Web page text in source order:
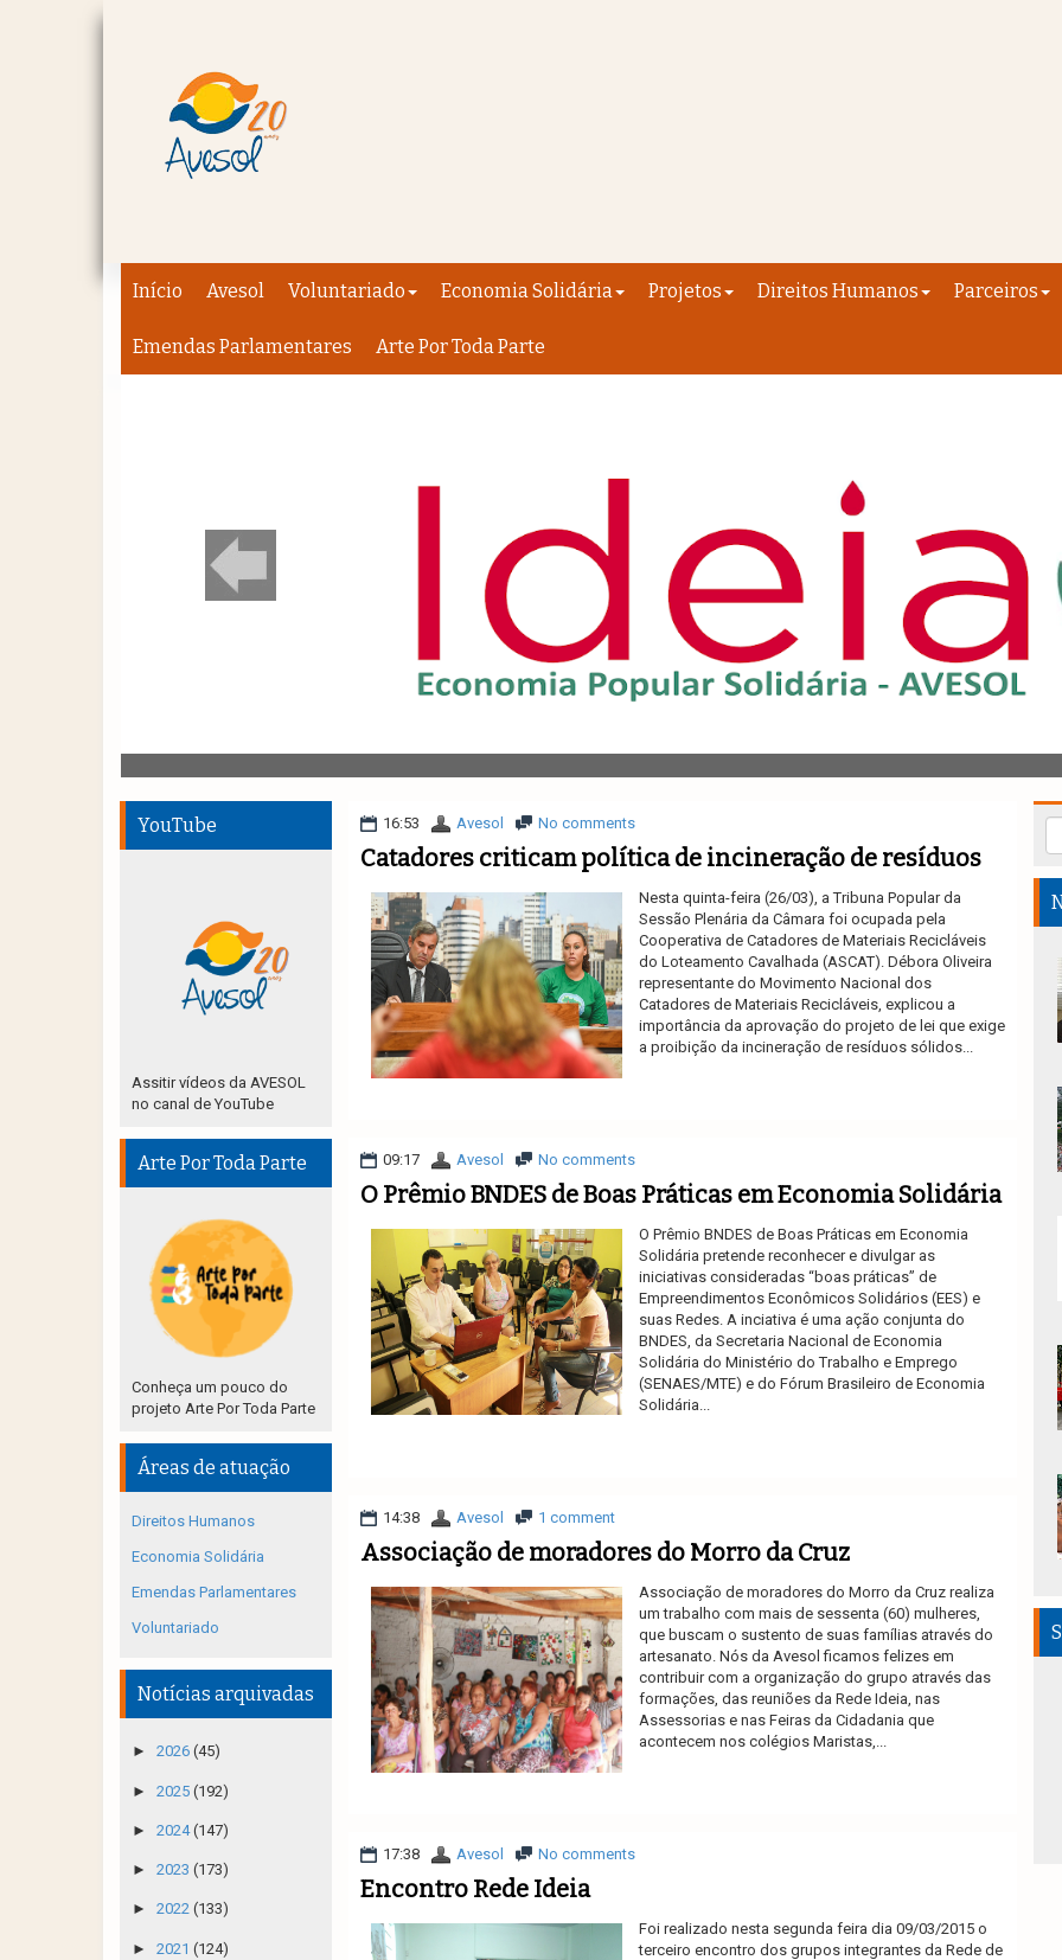
Início Avesol Voluntariado Economia Solidária Projetos Direitos Humanos Parceiros
Emendas Parlamentares Arte Por Toda Parte
16:53 Avesol No comments
Catadores criticam política de incineração de resíduos
Nesta quinta-feira (26/03), a Tribuna Popular da
Sessão Plenária da Câmara foi ocupada pela
Cooperativa de Catadores de Materiais Recicláveis
do Loteamento Cavalhada (ASCAT). Débora Oliveira
representante do Movimento Nacional dos
Catadores de Materiais Recicláveis, explicou a
importância da aprovação do projeto de lei que exige
a proibição da incineração de resíduos sólidos...
09:17 Avesol No comments
O Prêmio BNDES de Boas Práticas em Economia Solidária
O Prêmio BNDES de Boas Práticas em Economia
Solidária pretende reconhecer e divulgar as
iniciativas consideradas “boas práticas” de
Empreendimentos Econômicos Solidários (EES) e
suas Redes. A inciativa é uma ação conjunta do
BNDES, da Secretaria Nacional de Economia
Solidária do Ministério do Trabalho e Emprego
(SENAES/MTE) e do Fórum Brasileiro de Economia
Solidária...
14:38 Avesol 1 comment
Associação de moradores do Morro da Cruz
Associação de moradores do Morro da Cruz realiza
um trabalho com mais de sessenta (60) mulheres,
que buscam o sustento de suas famílias através do
artesanato. Nós da Avesol ficamos felizes em
contribuir com a organização do grupo através das
formações, das reuniões da Rede Ideia, nas
Assessorias e nas Feiras da Cidadania que
acontecem nos colégios Maristas,...
17:38 Avesol No comments
Encontro Rede Ideia
Foi realizado nesta segunda feira dia 09/03/2015 o
terceiro encontro dos grupos integrantes da Rede de
YouTube
Assitir vídeos da AVESOL
no canal de YouTube
Arte Por Toda Parte
Conheça um pouco do
projeto Arte Por Toda Parte
Áreas de atuação
Direitos Humanos
Economia Solidária
Emendas Parlamentares
Voluntariado
Notícias arquivadas
► 2026 (45)
► 2025 (192)
► 2024(147)
► 2023 (173)
► 2022 (133)
► 2021 (124)